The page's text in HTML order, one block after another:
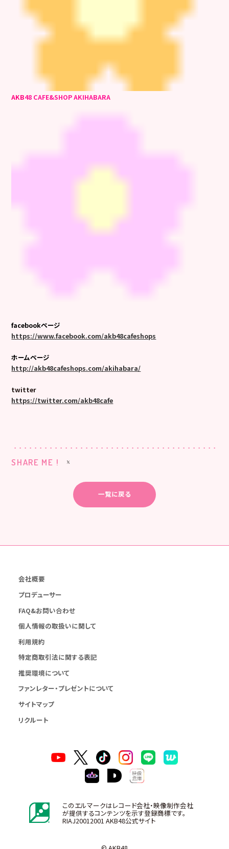
AKB48 CAFE&SHOP AKIHABARA
facebookページ
https://www.facebook.com/akb48cafeshops
ホームページ
http://akb48cafeshops.com/akihabara/
twitter
https://twitter.com/akb48cafe
SHARE ME !
一覧に戻る
会社概要
プロデューサー
FAQ&お問い合わせ
個人情報の取扱いに関して
利用規約
特定商取引法に関する表記
推奨環境について
ファンレター・プレゼントについて
サイトマップ
リクルート
このエルマークはレコード会社・映像制作会社
が提供するコンテンツを示す登録商標です。
RIAJ20012001 AKB48公式サイト